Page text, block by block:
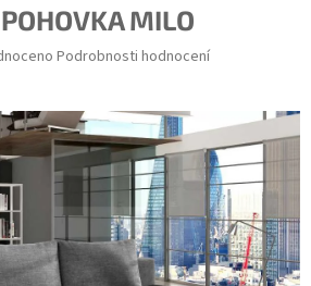
MILO
Podrobnosti hodnocení